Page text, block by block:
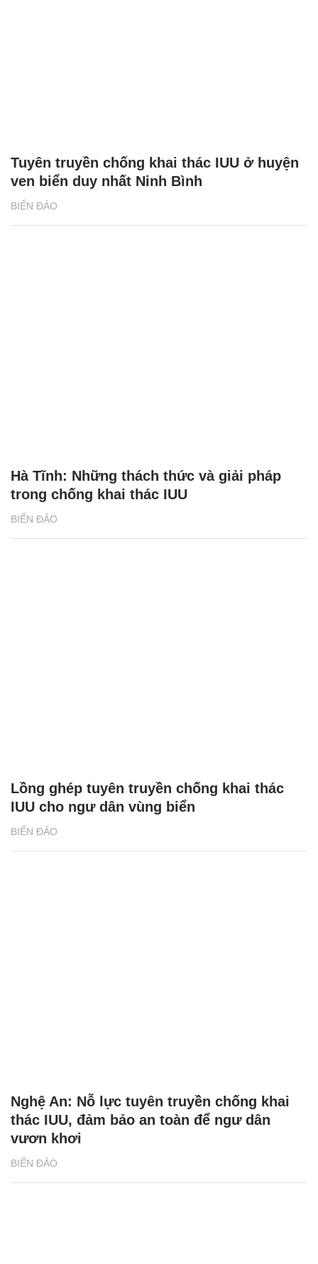
BIỂN ĐẢO
Tuyên truyền chống khai thác IUU ở huyện
ven biển duy nhất Ninh Bình
BIỂN ĐẢO
Hà Tĩnh: Những thách thức và giải pháp
trong chống khai thác IUU
BIỂN ĐẢO
Lồng ghép tuyên truyền chống khai thác
IUU cho ngư dân vùng biển
BIỂN ĐẢO
Nghệ An: Nỗ lực tuyên truyền chống khai
thác IUU, đảm bảo an toàn để ngư dân
vươn khơi